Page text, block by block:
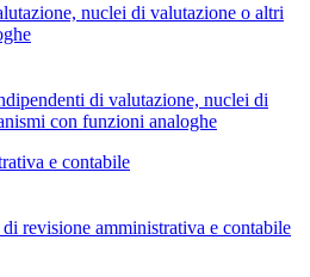
nuclei di valutazione o altri
di valutazione, nuclei di
con funzioni analoghe
e contabile
revisione amministrativa e contabile